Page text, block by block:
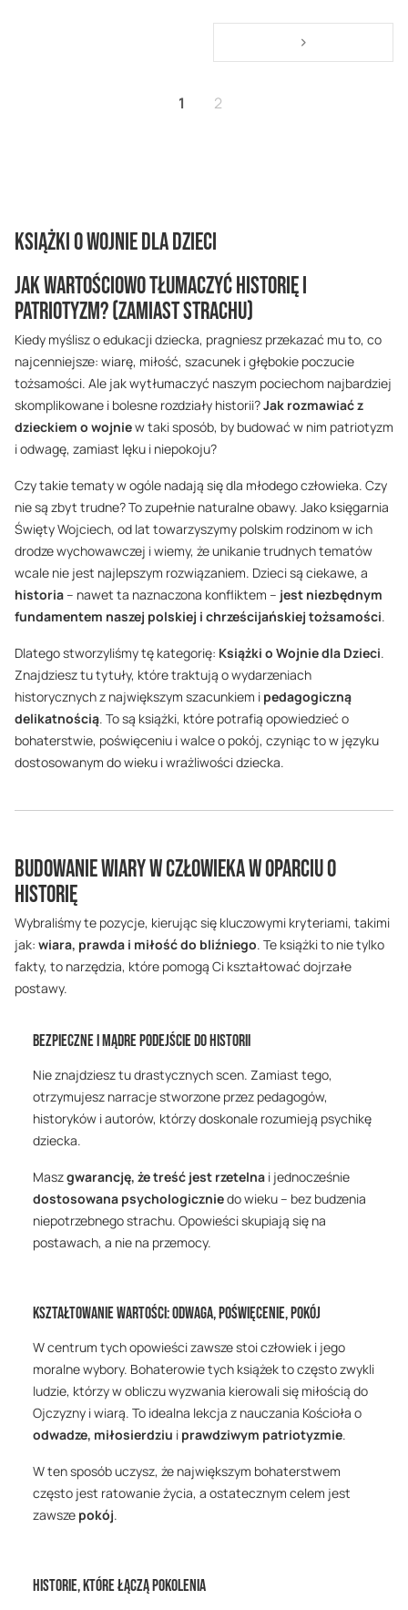
Aktualnie czytasz stronę
1 Strona
2
Strona
>
Książki o Wojnie dla Dzieci
Jak Wartościowo Tłumaczyć Historię i
Patriotyzm? (Zamiast Strachu)
Kiedy myślisz o edukacji dziecka, pragniesz przekazać mu to, co
najcenniejsze: wiarę, miłość, szacunek i głębokie poczucie
tożsamości. Ale jak wytłumaczyć naszym pociechom najbardziej
skomplikowane i bolesne rozdziały historii?Jak rozmawiać z
dzieckiem o wojniew taki sposób, by budować w nim patriotyzm
i odwagę, zamiast lęku i niepokoju?
Czy takie tematy w ogóle nadają się dla młodego człowieka. Czy
nie są zbyt trudne? To zupełnie naturalne obawy. Jako księgarnia
Święty Wojciech, od lat towarzyszymy polskim rodzinom w ich
drodze wychowawczej i wiemy, że unikanie trudnych tematów
wcale nie jest najlepszym rozwiązaniem. Dzieci są ciekawe, a
historia– nawet ta naznaczona konfliktem – jest niezbędnym
fundamentem naszej polskiej i chrześcijańskiej tożsamości.
Dlatego stworzyliśmy tę kategorię: Książki o Wojnie dla Dzieci.
Znajdziesz tu tytuły, które traktują o wydarzeniach
historycznych z największym szacunkiem i pedagogiczną
delikatnością. To są książki, które potrafią opowiedzieć o
bohaterstwie, poświęceniu i walce o pokój, czyniąc to w języku
dostosowanym do wieku i wrażliwości dziecka.
Budowanie wiary w człowieka w oparciu o
historię
Wybraliśmy te pozycje, kierując się kluczowymi kryteriami, takimi
jak: wiara, prawda i miłość do bliźniego. Te książki to nie tylko
fakty, to narzędzia, które pomogą Ci kształtować dojrzałe
postawy.
Bezpieczne i Mądre Podejście do Historii
Nie znajdziesz tu drastycznych scen. Zamiast tego,
otrzymujesz narracje stworzone przez pedagogów,
historyków i autorów, którzy doskonale rozumieją psychikę
dziecka.
Maszgwarancję, że treść jest rzetelna i jednocześnie
dostosowana psychologiczniedo wieku – bez budzenia
niepotrzebnego strachu. Opowieści skupiają się na
postawach, a nie na przemocy.
Kształtowanie Wartości: Odwaga, Poświęcenie, Pokój
W centrum tych opowieści zawsze stoi człowiek i jego
moralne wybory. Bohaterowie tych książek to często zwykli
ludzie, którzy w obliczu wyzwania kierowali się miłością do
Ojczyzny i wiarą. To idealna lekcja z nauczania Kościoła o
odwadze, miłosierdziu i prawdziwym patriotyzmie.
W ten sposób uczysz, że największym bohaterstwem
często jest ratowanie życia, a ostatecznym celem jest
zawsze pokój.
Historie, które Łączą Pokolenia